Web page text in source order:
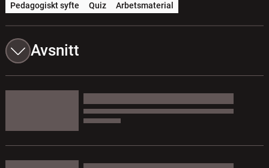
Pedagogiskt syfte Quiz Arbetsmaterial
Avsnitt